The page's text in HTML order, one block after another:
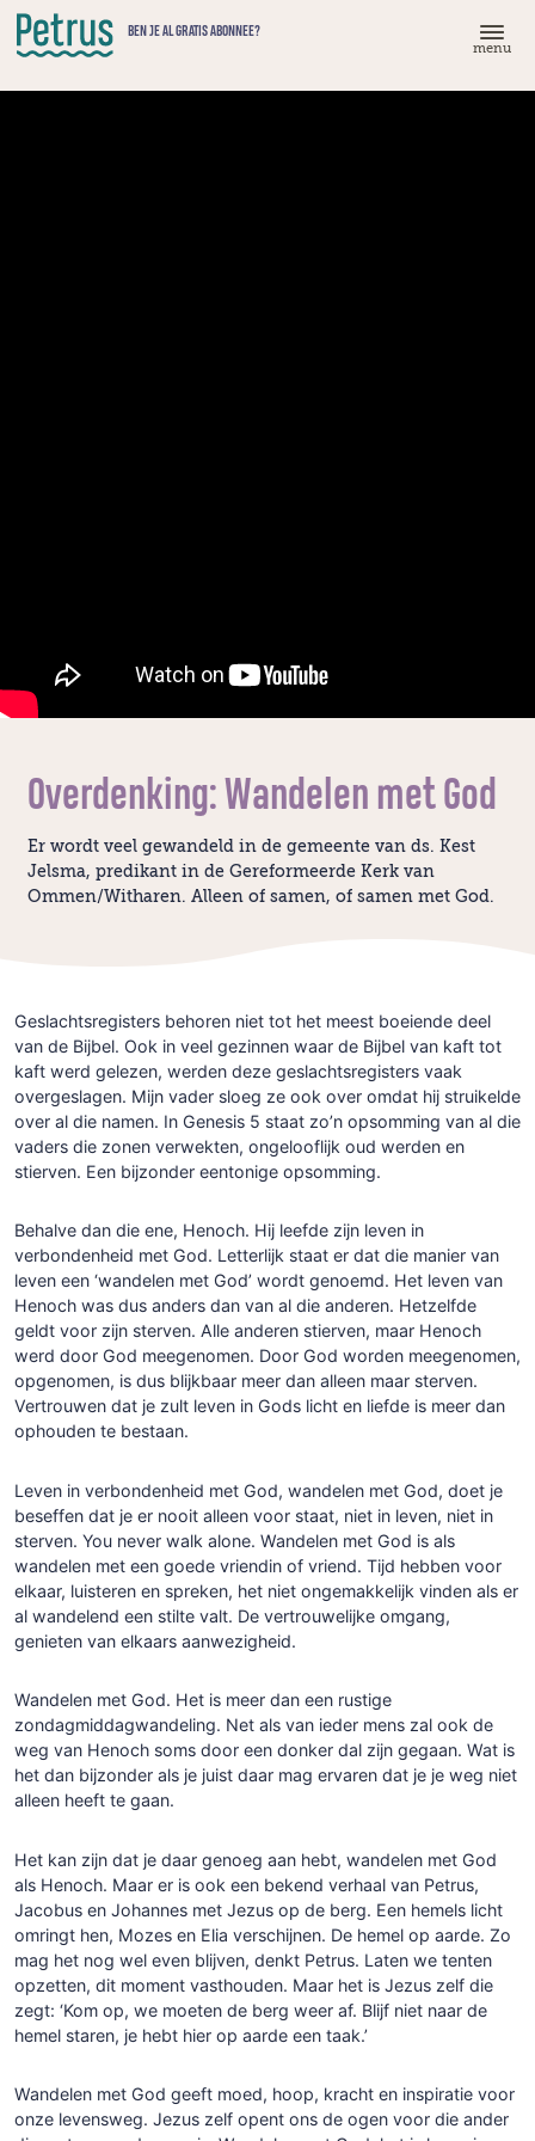
Doorgaan
naar
hoofdinhoud
BEN JE AL GRATIS ABONNEE?
menu
Overdenking: Wandelen met God
Er wordt veel gewandeld in de gemeente van ds. Kest
Jelsma, predikant in de Gereformeerde Kerk van
Ommen/Witharen. Alleen of samen, of samen met God.
Geslachtsregisters behoren niet tot het meest boeiende deel
van de Bijbel. Ook in veel gezinnen waar de Bijbel van kaft tot
kaft werd gelezen, werden deze geslachtsregisters vaak
overgeslagen. Mijn vader sloeg ze ook over omdat hij struikelde
over al die namen. In Genesis 5 staat zo’n opsomming van al die
vaders die zonen verwekten, ongelooflijk oud werden en
stierven. Een bijzonder eentonige opsomming.
Behalve dan die ene, Henoch. Hij leefde zijn leven in
verbondenheid met God. Letterlijk staat er dat die manier van
leven een ‘wandelen met God’ wordt genoemd. Het leven van
Henoch was dus anders dan van al die anderen. Hetzelfde
geldt voor zijn sterven. Alle anderen stierven, maar Henoch
werd door God meegenomen. Door God worden meegenomen,
opgenomen, is dus blijkbaar meer dan alleen maar sterven.
Vertrouwen dat je zult leven in Gods licht en liefde is meer dan
ophouden te bestaan.
Leven in verbondenheid met God, wandelen met God, doet je
beseffen dat je er nooit alleen voor staat, niet in leven, niet in
sterven. You never walk alone. Wandelen met God is als
wandelen met een goede vriendin of vriend. Tijd hebben voor
elkaar, luisteren en spreken, het niet ongemakkelijk vinden als er
al wandelend een stilte valt. De vertrouwelijke omgang,
genieten van elkaars aanwezigheid.
Wandelen met God. Het is meer dan een rustige
zondagmiddagwandeling. Net als van ieder mens zal ook de
weg van Henoch soms door een donker dal zijn gegaan. Wat is
het dan bijzonder als je juist daar mag ervaren dat je je weg niet
alleen heeft te gaan.
Het kan zijn dat je daar genoeg aan hebt, wandelen met God
als Henoch. Maar er is ook een bekend verhaal van Petrus,
Jacobus en Johannes met Jezus op de berg. Een hemels licht
omringt hen, Mozes en Elia verschijnen. De hemel op aarde. Zo
mag het nog wel even blijven, denkt Petrus. Laten we tenten
opzetten, dit moment vasthouden. Maar het is Jezus zelf die
zegt: ‘Kom op, we moeten de berg weer af. Blijf niet naar de
hemel staren, je hebt hier op aarde een taak.’
Wandelen met God geeft moed, hoop, kracht en inspiratie voor
onze levensweg. Jezus zelf opent ons de ogen voor die ander